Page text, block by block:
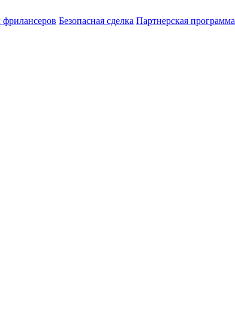
фрилансеров Безопасная сделка Партнерская программа